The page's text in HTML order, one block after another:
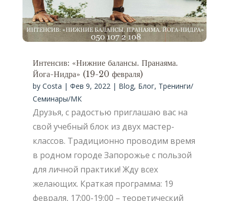
Интенсив: «Нижние балансы. Пранаяма.
Йога-Нидра» (19-20 февраля)
by Costa | Фев 9, 2022| Blog, Блог, Тренинги/
Семинары/МК
Друзья, с радостью приглашаю вас на
свой учебный блок из двух мастер-
классов. Традиционно проводим время
в родном городе Запорожье с пользой
для личной практики! Жду всех
желающих. Краткая программа: 19
февраля, 17:00-19:00 – теоретический